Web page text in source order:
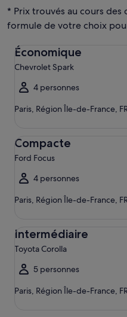
* Prix trouvés au cours des
formule de votre choix
Économique
Chevrolet Spark
4 personnes
Paris, Région Île-de-France,
Économique Chevrolet Spark
Compacte
Ford Focus
4 personnes
Paris, Région Île-de-France,
Intermédiaire
Toyota Corolla
5 personnes
Paris, Région Île-de-France,